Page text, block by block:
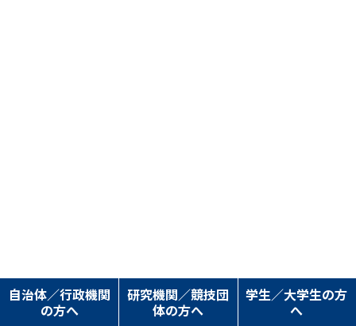
自治体／行政機関
の方へ
研究機関／競技団
体の方へ
学生／大学生の方
へ